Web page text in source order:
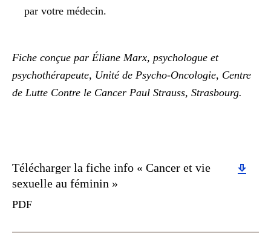
par votre médecin.
Fiche conçue par Éliane Marx, psychologue et
psychothérapeute, Unité de Psycho-Oncologie, Centre
de Lutte Contre le Cancer Paul Strauss, Strasbourg.
Download
Télécharger la fiche info « Cancer et vie
sexuelle au féminin »
PDF